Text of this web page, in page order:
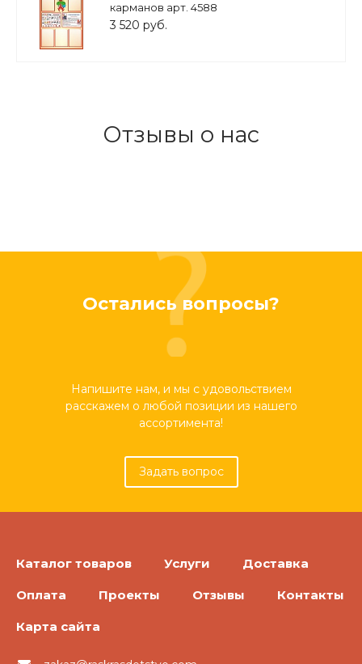
карманов арт. 4588
3 520 руб.
Отзывы о нас
Остались вопросы?
Напишите нам, и мы с удовольствием
расскажем о любой позиции из нашего
ассортимента!
Задать вопрос
Каталог товаров Услуги Доставка
Оплата Проекты Отзывы Контакты
Карта сайта